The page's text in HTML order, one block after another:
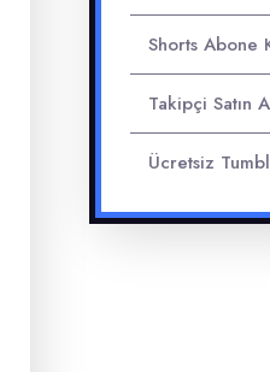
Shorts Abone
Takipçi Satın
Ücretsiz